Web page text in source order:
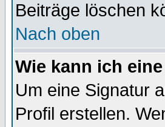
Beiträge löschen
Nach oben
Wie kann ich
Um eine Signatur
Profil erstellen.